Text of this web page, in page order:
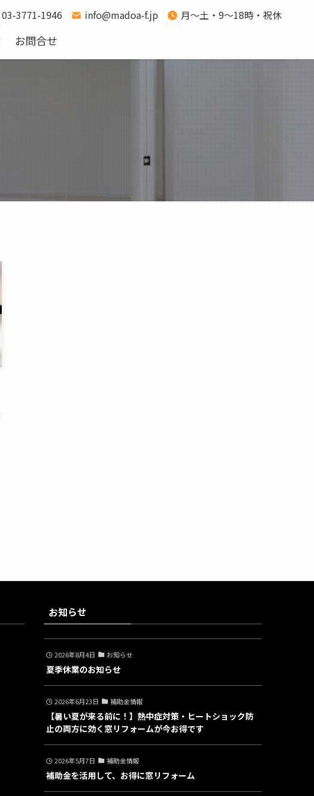
お問合せ
03-3771-1946 info@madoa-f.jp 月～土・9～18時・祝休
お知らせ
2026年8月4日 お知らせ
夏季休業のお知らせ
2026年6月23日 補助金情報
【暑い夏が来る前に！】熱中症対策・ヒートショック防
止の両方に効く窓リフォームが今お得です
2026年5月7日 補助金情報
補助金を活用して、お得に窓リフォーム